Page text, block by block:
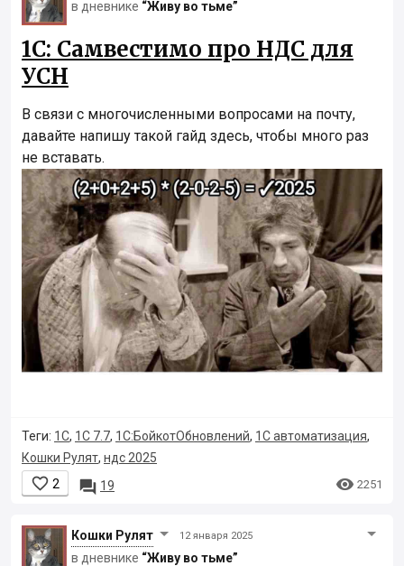
в дневнике “Живу во тьме”
1С: Самвестимо про НДС для
УСН
В связи с многочисленными вопросами на почту,
давайте напишу такой гайд здесь, чтобы много раз
не вставать.
Теги: 1С, 1С 7.7, 1С:БойкотОбновлений, 1С автоматизация,
Кошки Рулят, ндс 2025
 2  19  2251
Кошки Рyлят 12 января 2025
в дневнике “Живу во тьме”